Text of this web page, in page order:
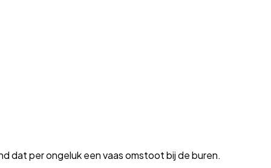
dat per ongeluk een vaas omstoot bij de buren.